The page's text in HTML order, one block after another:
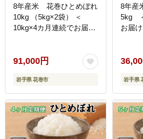
8年産米 花巻ひとめぼれ
10kg （5kg×2袋） ＜
10kg×4カ月連続でお届け
91,000円
岩手県 花巻市
8年産
5kg
お届
岩手県